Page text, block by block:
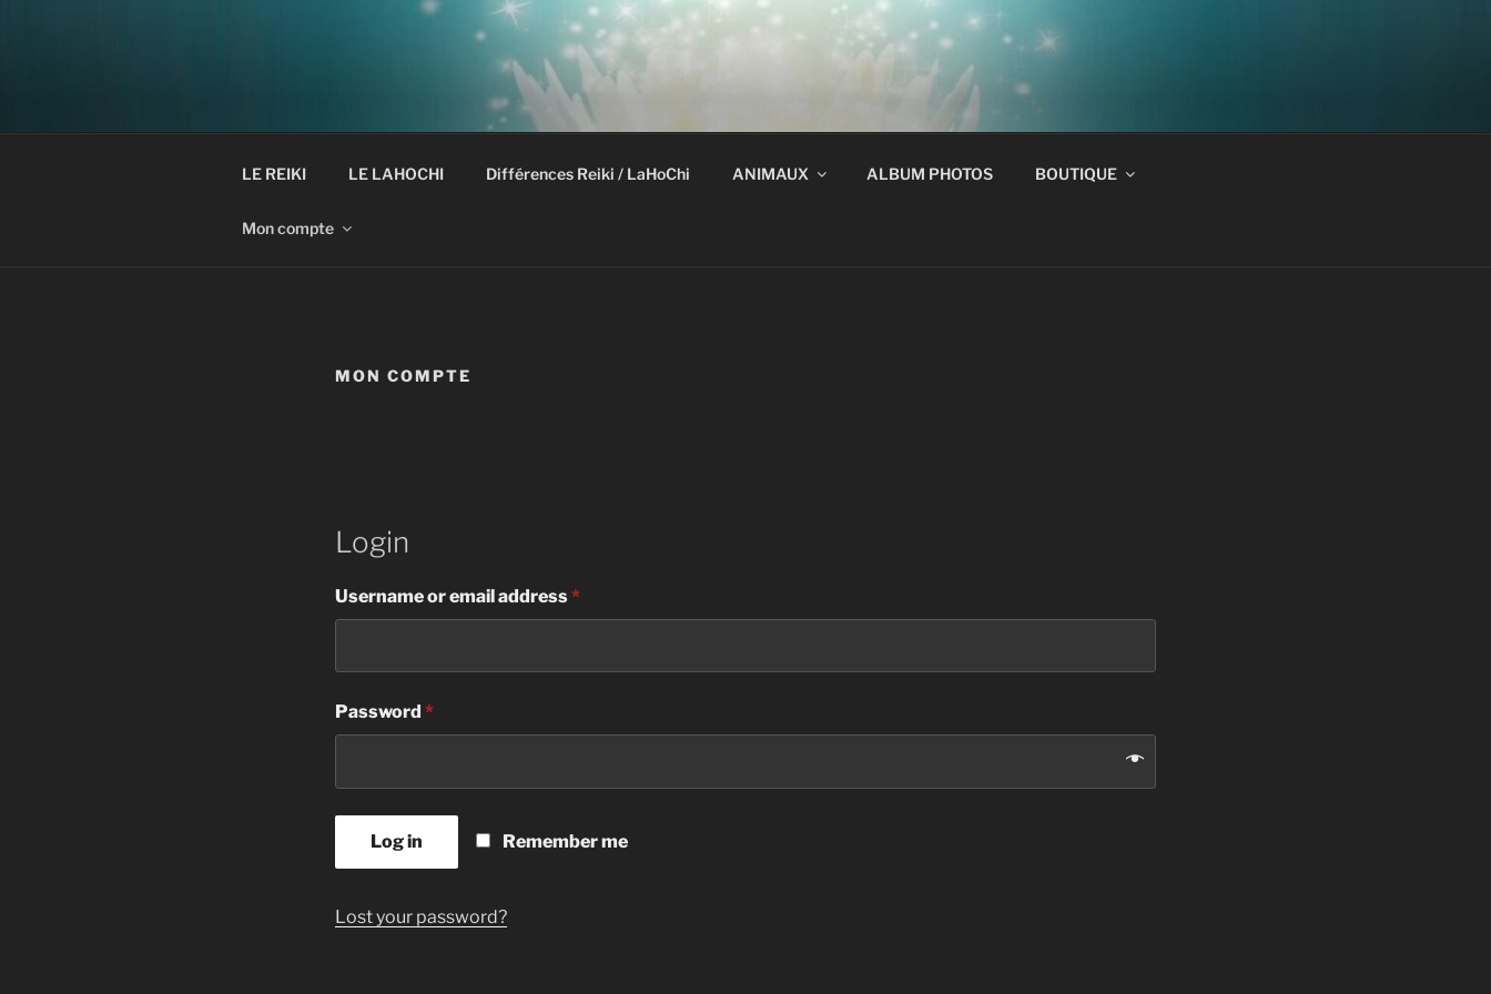
LE REIKI LE LAHOCHI Différences Reiki / LaHoChi ANIMAUX ALBUM PHOTOS BOUTIQUE
Mon compte
MON COMPTE
Login
Username or email address*
Password *
Remember me
Log in
Lost your password?